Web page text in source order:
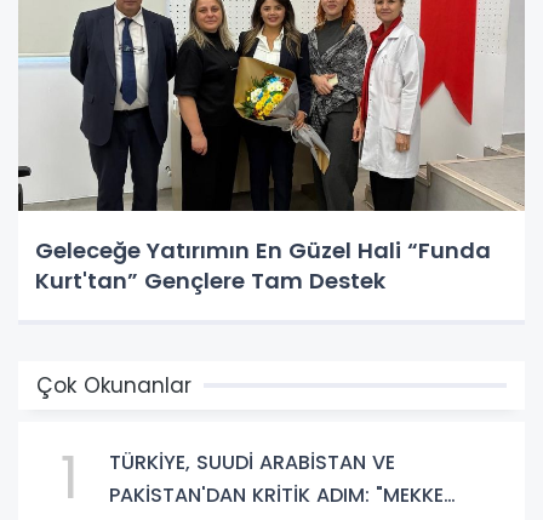
Geleceğe Yatırımın En Güzel Hali “Funda
Kurt'tan” Gençlere Tam Destek
Çok Okunanlar
1
TÜRKİYE, SUUDİ ARABİSTAN VE
PAKİSTAN'DAN KRİTİK ADIM: "MEKKE